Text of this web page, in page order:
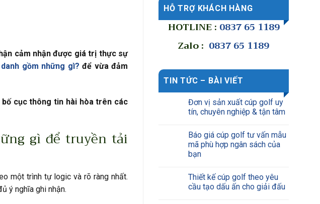
cảm nhận được giá trị thực sự
gồm những gì? để vừa đảm
cục thông tin hài hòa trên các
gì để truyền tải
một trình tự logic và rõ ràng nhất.
ý nghĩa ghi nhận.
HỖ TRỢ KHÁCH HÀNG
HOTLINE : 0837 65 1189
Zalo : 0837 65 1189
TIN TỨC – BÀI VIẾT
Đơn vị sản xuất cúp golf uy
tín, chuyên nghiệp & tận tâm
Báo giá cúp golf tư vấn mẫu
mã phù hợp ngân sách của
bạn
Thiết kế cúp golf theo yêu
cầu tạo dấu ấn cho giải đấu